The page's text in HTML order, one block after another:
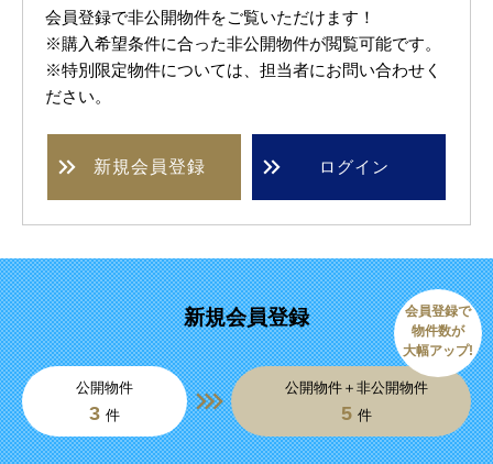
会員登録で非公開物件をご覧いただけます！
※購入希望条件に合った非公開物件が閲覧可能です。
※特別限定物件については、担当者にお問い合わせく
ださい。
新規会員登録 ログイン
新規会員登録
公開物件
3 件
公開物件＋非公開物件
5 件
会員登録で
物件数が
大幅アップ!